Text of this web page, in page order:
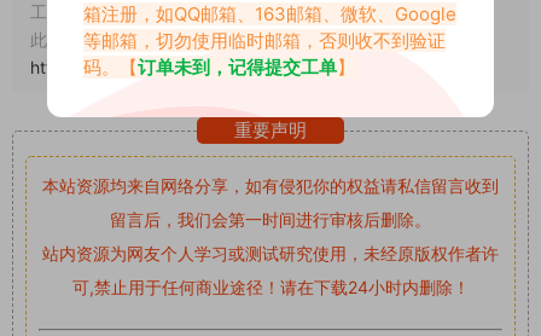
工单处理。
此外本文章皆属于原创文章，转载请注明出处！原文链接：
https://www.vmiba.com/9442.html
重要声明
本站资源均来自网络分享，如有侵犯你的权益请私信留言收到
留言后，我们会第一时间进行审核后删除。
站内资源为网友个人学习或测试研究使用，未经原版权作者许
可,禁止用于任何商业途径！请在下载24小时内删除！
箱注册，如QQ邮箱、163邮箱、微软、Google
等邮箱，切勿使用临时邮箱，否则收不到验证
码。【订单未到，记得提交工单】